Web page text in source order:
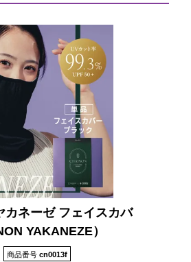
カネーゼ フェイスカバ
YAKANEZE）
商品番号 cn0013f